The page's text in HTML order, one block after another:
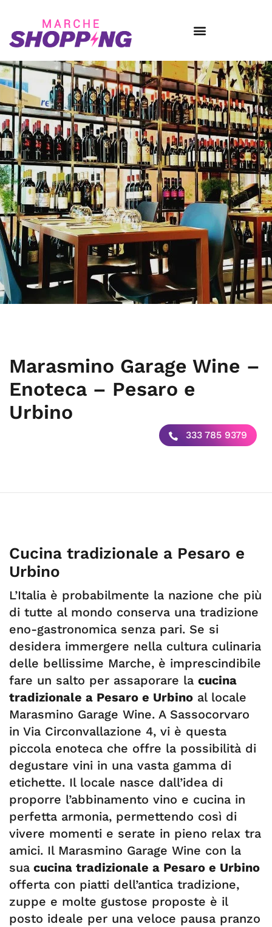
Marasmino Garage Wine –
Enoteca – Pesaro e
Urbino
333 785 9379
Cucina tradizionale a Pesaro e
Urbino
L’Italia è probabilmente la nazione che più
di tutte al mondo conserva una tradizione
eno-gastronomica senza pari. Se si
desidera immergere nella cultura culinaria
delle bellissime Marche, è imprescindibile
fare un salto per assaporare la cucina
tradizionale a Pesaro e Urbino al locale
Marasmino Garage Wine. A Sassocorvaro
in Via Circonvallazione 4, vi è questa
piccola enoteca che offre la possibilità di
degustare vini in una vasta gamma di
etichette. Il locale nasce dall’idea di
proporre l’abbinamento vino e cucina in
perfetta armonia, permettendo così di
vivere momenti e serate in pieno relax tra
amici. Il Marasmino Garage Wine con la
sua cucina tradizionale a Pesaro e Urbino
offerta con piatti dell’antica tradizione,
zuppe e molte gustose proposte è il
posto ideale per una veloce pausa pranzo